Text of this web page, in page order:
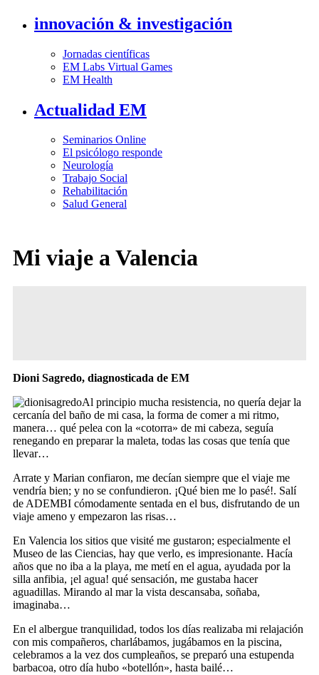
innovación & investigación
Jornadas científicas
EM Labs Virtual Games
EM Health
Actualidad EM
Seminarios Online
El psicólogo responde
Neurología
Trabajo Social
Rehabilitación
Salud General
Mi viaje a Valencia
Dioni Sagredo, diagnosticada de EM
Al principio mucha resistencia, no quería dejar la
cercanía del baño de mi casa, la forma de comer a mi ritmo,
manera… qué pelea con la «cotorra» de mi cabeza, seguía
renegando en preparar la maleta, todas las cosas que tenía que
llevar…
Arrate y Marian confiaron, me decían siempre que el viaje me
vendría bien; y no se confundieron. ¡Qué bien me lo pasé!. Salí
de ADEMBI cómodamente sentada en el bus, disfrutando de un
viaje ameno y empezaron las risas…
En Valencia los sitios que visité me gustaron; especialmente el
Museo de las Ciencias, hay que verlo, es impresionante. Hacía
años que no iba a la playa, me metí en el agua, ayudada por la
silla anfibia, ¡el agua! qué sensación, me gustaba hacer
aguadillas. Mirando al mar la vista descansaba, soñaba,
imaginaba…
En el albergue tranquilidad, todos los días realizaba mi relajación
con mis compañeros, charlábamos, jugábamos en la piscina,
celebramos a la vez dos cumpleaños, se preparó una estupenda
barbacoa, otro día hubo «botellón», hasta bailé…